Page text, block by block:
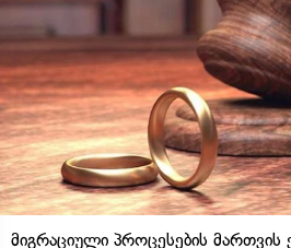
მიგრაციული პროცესების მართვის